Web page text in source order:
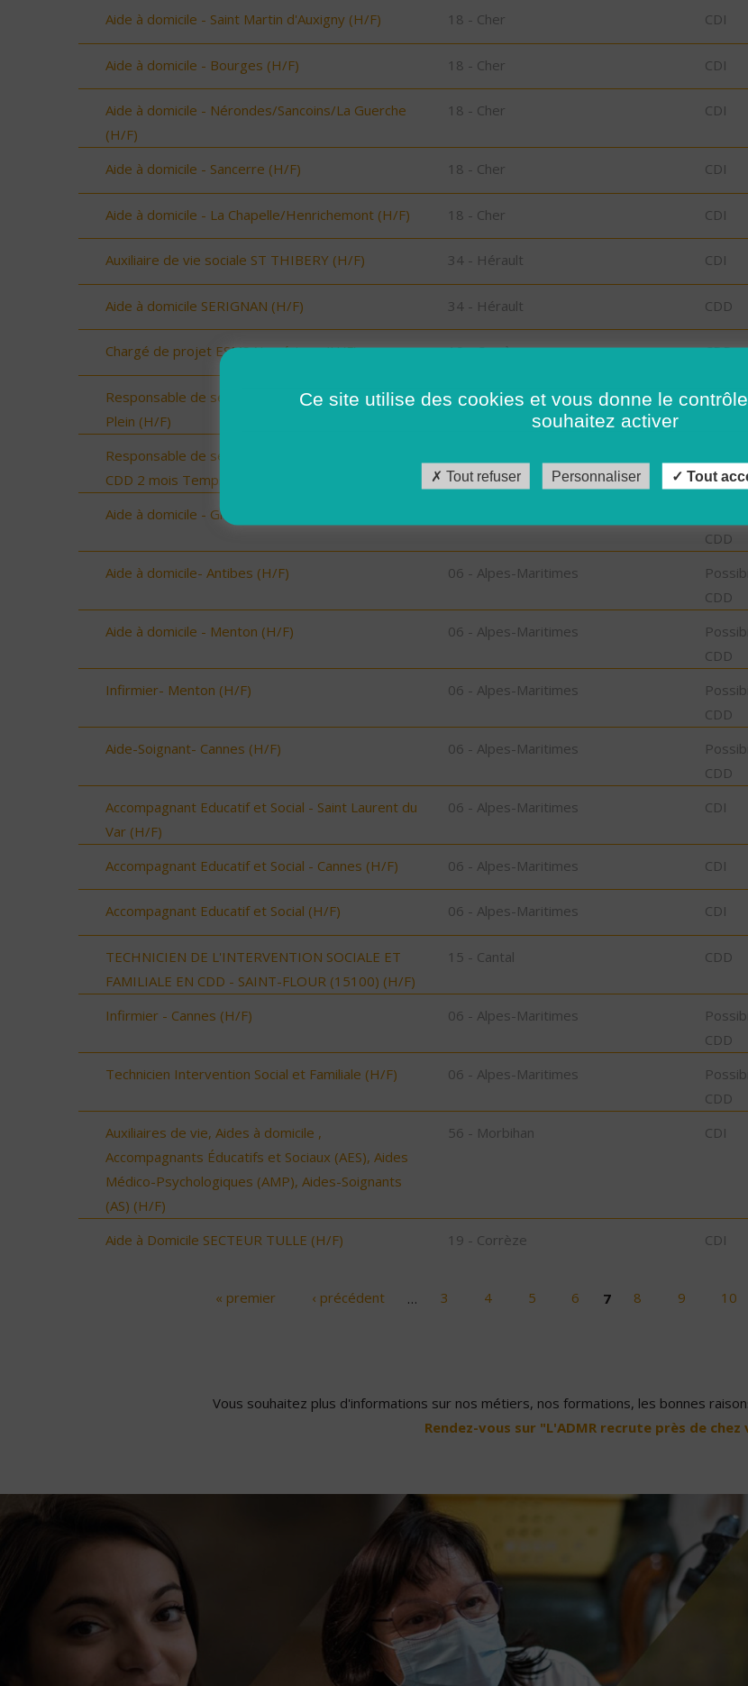
Aide à domicile - Saint Martin d'Auxigny (H/F) 18 - Cher CDI
Aide à domicile - Bourges (H/F) 18 - Cher CDI
Aide à domicile - Nérondes/Sancoins/La Guerche
(H/F)
18 - Cher CDI
Aide à domicile - Sancerre (H/F) 18 - Cher CDI
Aide à domicile - La Chapelle/Henrichemont (H/F) 18 - Cher CDI
Auxiliaire de vie sociale ST THIBERY (H/F) 34 - Hérault CDI
Aide à domicile SERIGNAN (H/F) 34 - Hérault CDD
Chargé de projet ESMS Numérique (H/F) 19 - Corrèze CDD
Responsable de secteur sur Onzain - CDI Temps
Plein (H/F)
41 - Loir-et-Cher CDI
Responsable de secteur sur Noyers sur Cher -
CDD 2 mois Temps Plein (H/F)
Aide à domicile - Grasse (H/F)
CDD
Aide à domicile- Antibes (H/F) 06 - Alpes-Maritimes
CDD
Aide à domicile - Menton (H/F) 06 - Alpes-Maritimes
CDD
Infirmier- Menton (H/F) 06 - Alpes-Maritimes
CDD
Aide-Soignant- Cannes (H/F) 06 - Alpes-Maritimes
CDD
Accompagnant Educatif et Social - Saint Laurent du
Var (H/F)
06 - Alpes-Maritimes CDI
Accompagnant Educatif et Social - Cannes (H/F) 06 - Alpes-Maritimes CDI
Accompagnant Educatif et Social (H/F) 06 - Alpes-Maritimes CDI
TECHNICIEN DE L'INTERVENTION SOCIALE ET
FAMILIALE EN CDD - SAINT-FLOUR (15100) (H/F)
15 - Cantal CDD
Infirmier - Cannes (H/F) 06 - Alpes-Maritimes
CDD
Technicien Intervention Social et Familiale (H/F) 06 - Alpes-Maritimes
CDD
Auxiliaires de vie, Aides à domicile ,
Accompagnants Éducatifs et Sociaux (AES), Aides
Médico-Psychologiques (AMP), Aides-Soignants
(AS) (H/F)
56 - Morbihan CDI
Aide à Domicile SECTEUR TULLE (H/F) 19 - Corrèze CDI
« premier ‹ précédent … 3 4 5 6 7 8 9 10
Vous souhaitez plus d'informations sur nos métiers, nos formations, les bonnes
Rendez-vous sur "L'ADMR recrute près de chez
Ce site utilise des cookies et vous donne le
souhaitez activer
Tout refuser Personnaliser Tout